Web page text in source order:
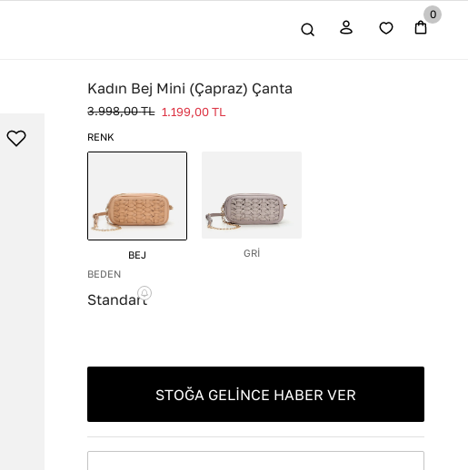
0
Kadın Bej Mini (Çapraz) Çanta
3.998,00TL 1.199,00 TL
RENK
BEJ
GRİ
BEDEN
Standart
STOĞA GELINCE HABER VER